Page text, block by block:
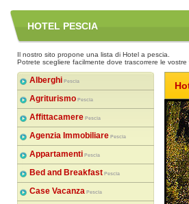
HOTEL PESCIA
Il nostro sito propone una lista di Hotel a pescia.
Potrete scegliere facilmente dove trascorrere le vostre
Alberghi Pescia
Agriturismo Pescia
Affittacamere Pescia
Agenzia Immobiliare Pescia
Appartamenti Pescia
Bed and Breakfast Pescia
Case Vacanza Pescia